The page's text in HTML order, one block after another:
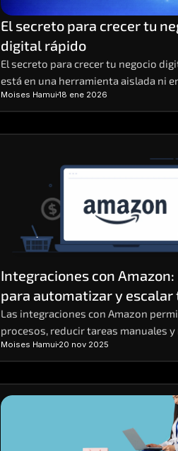
El secreto para crecer tu
digital rápido
El secreto para crecer tu negocio
está en una herramienta aislada ni
pasajera.
Moises Hamui 18 ene 2026
Integraciones con Amazon:
para automatizar y escalar
operación
Las integraciones con Amazon
procesos, reducir tareas manuales
eficiencia operativa en negocios
Moises Hamui 20 nov 2025